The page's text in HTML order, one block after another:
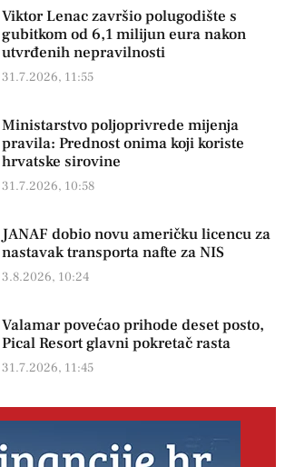
Viktor Lenac završio polugodište s
gubitkom od 6,1 milijun eura nakon
utvrđenih nepravilnosti
31.7.2026, 11:55
Ministarstvo poljoprivrede mijenja
pravila: Prednost onima koji koriste
hrvatske sirovine
31.7.2026, 10:58
JANAF dobio novu američku licencu za
nastavak transporta nafte za NIS
3.8.2026, 10:24
Valamar povećao prihode deset posto,
Pical Resort glavni pokretač rasta
31.7.2026, 11:45